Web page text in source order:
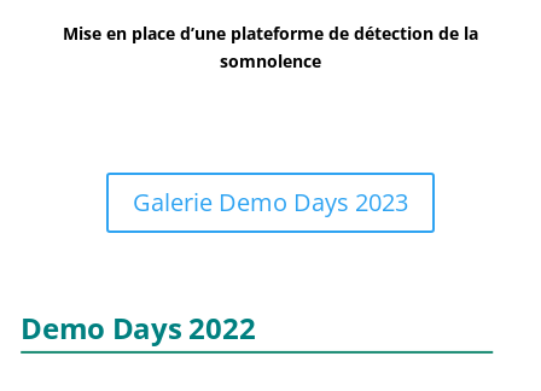
Mise en place d’une plateforme de détection de la
somnolence
Galerie Demo Days 2023
Demo Days 2022